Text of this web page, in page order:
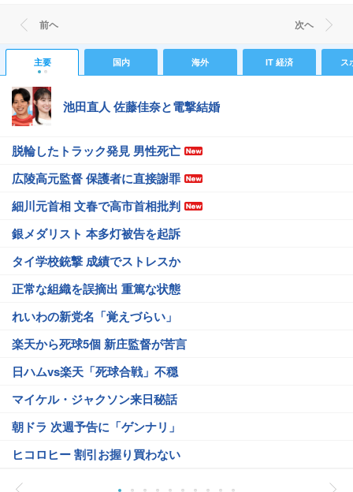
前ヘ 次ヘ
主要 国内 海外 IT 経済 ス
池田直人 佐藤佳奈と電撃結婚
脱輪したトラック発見 男性死亡
広陵高元監督 保護者に直接謝罪
細川元首相 文春で高市首相批判
銀メダリスト 本多灯被告を起訴
タイ学校銃撃 成績でストレスか
正常な組織を誤摘出 重篤な状態
れいわの新党名「覚えづらい」
楽天から死球5個 新庄監督が苦言
日ハムvs楽天「死球合戦」不穏
マイケル・ジャクソン来日秘話
朝ドラ 次週予告に「ゲンナリ」
ヒコロヒー 割引お握り買わない